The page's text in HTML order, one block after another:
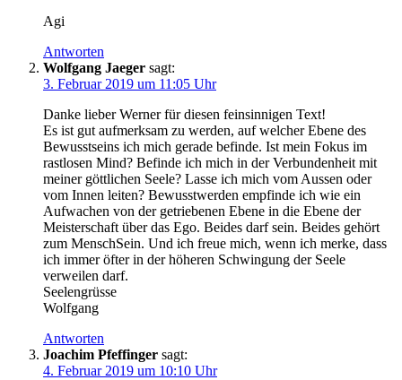
Agi
Antworten
Wolfgang Jaeger sagt:
3. Februar 2019 um 11:05 Uhr
Danke lieber Werner für diesen feinsinnigen Text!
Es ist gut aufmerksam zu werden, auf welcher Ebene des
Bewusstseins ich mich gerade befinde. Ist mein Fokus im
rastlosen Mind? Befinde ich mich in der Verbundenheit mit
meiner göttlichen Seele? Lasse ich mich vom Aussen oder
vom Innen leiten? Bewusstwerden empfinde ich wie ein
Aufwachen von der getriebenen Ebene in die Ebene der
Meisterschaft über das Ego. Beides darf sein. Beides gehört
zum MenschSein. Und ich freue mich, wenn ich merke, dass
ich immer öfter in der höheren Schwingung der Seele
verweilen darf.
Seelengrüsse
Wolfgang
Antworten
Joachim Pfeffinger sagt:
4. Februar 2019 um 10:10 Uhr